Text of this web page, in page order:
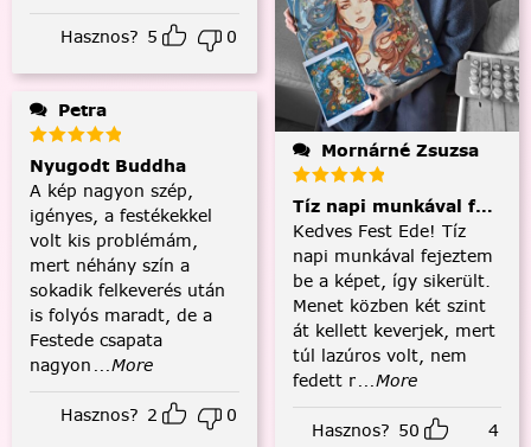
Hasznos? 5 0
Petra
Nyugodt Buddha
A kép nagyon szép,
igényes, a festékekkel
volt kis problémám,
mert néhány szín a
sokadik felkeverés után
is folyós maradt, de a
Festede csapata
nagyon ...More
Hasznos? 2 0
Mornárné Zsuzsa
Tíz napi munkával
Kedves Fest Ede! Tíz
napi munkával fejeztem
be a képet, így sikerült.
Menet közben két szint
át kellett keverjek, mert
túl lazúros volt, nem
fedett r...More
Hasznos? 50 4